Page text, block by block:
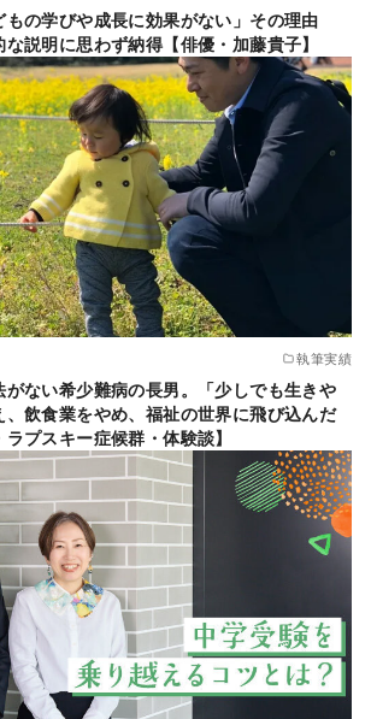
もの学びや成長に効果がない」その理由
説明に思わず納得【俳優・加藤貴子】
執筆実績
ない希少難病の長男。「少しでも生きや
飲食業をやめ、福祉の世界に飛び込んだ
プスキー症候群・体験談】